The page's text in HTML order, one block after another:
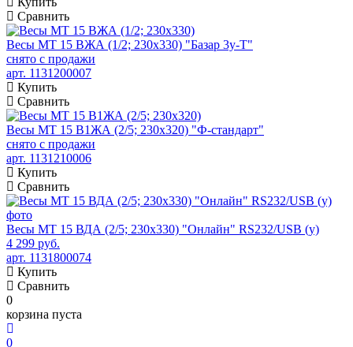
Сравнить
Весы МТ 15 ВЖА (1/2; 230х330) "Базар 3у-Т"
снято с продажи
арт. 1131200007
Купить
Сравнить
Весы МТ 15 В1ЖА (2/5; 230х320) "Ф-стандарт"
снято с продажи
арт. 1131210006
Купить
Сравнить
Весы МТ 15 ВДА (2/5; 230х330) "Онлайн" RS232/USB (у)
4 299 руб.
арт. 1131800074
Купить
Сравнить
0
корзина пуста
0